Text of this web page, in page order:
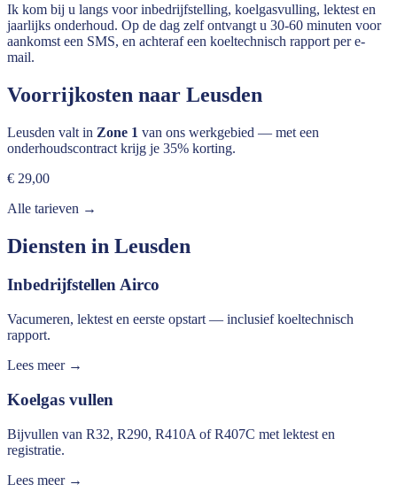
Ik kom bij u langs voor inbedrijfstelling, koelgasvulling, lektest en
jaarlijks onderhoud. Op de dag zelf ontvangt u 30-60 minuten voor
aankomst een SMS, en achteraf een koeltechnisch rapport per e-
mail.
Voorrijkosten naar Leusden
Leusden valt in Zone 1 van ons werkgebied — met een
onderhoudscontract krijg je 35% korting.
€ 29,00
Alle tarieven →
Diensten in Leusden
Inbedrijfstellen Airco
Vacumeren, lektest en eerste opstart — inclusief koeltechnisch
rapport.
Lees meer →
Koelgas vullen
Bijvullen van R32, R290, R410A of R407C met lektest en
registratie.
Lees meer →